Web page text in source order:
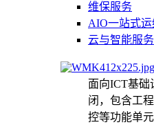
维保服务
AIO一站式
云与智能服务
面向ICT基础
闭，包含工
控等功能单